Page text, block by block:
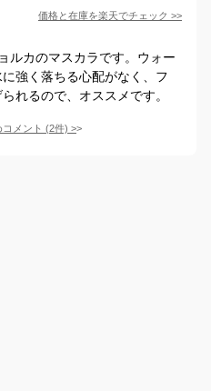
価格と在庫を楽天でチェック >>
ルカのマスカラです。ウォー
強く落ちる心配がなく、フ
れるので、オススメです。
メント (2件) >